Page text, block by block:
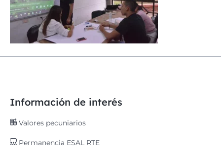
Información de interés
Valores pecuniarios
Permanencia ESAL RTE